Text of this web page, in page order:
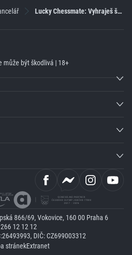
Lucky Chessmate: Vyhraješ šachovou partii století?
může být škodlivá | 18+
866/69, Vokovice, 160 00 Praha 6
266 12 12 12
DIČ: CZ699003312
stránekExtranet